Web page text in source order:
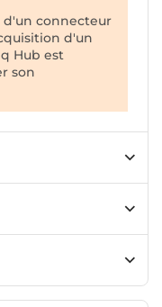
d'un connecteur
d'un
Hub est
son